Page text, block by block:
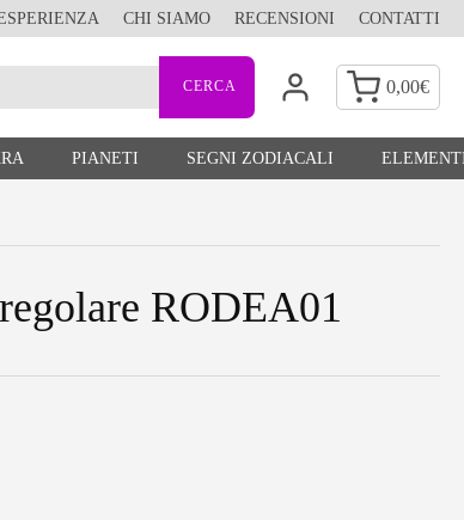
CHI SIAMO RECENSIONI CONTATTI
0,00€
PIANETI SEGNI ZODIACALI
RODEA01